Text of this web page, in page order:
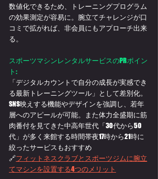
数値化できるため、トレーニングプログラム
の効果測定が容易に。腕立てチャレンジが口
コミで拡がれば、非会員にもアプローチ出来
る。
スポーツマシンレンタルサービスのPRポイン
ト:
「デジタルカウントで自分の成長が実感でき
る最新トレーニングツール」として差別化。
SNS映えする機能やデザインを強調し、若年
層へのアピールが可能。また体力全盛期に筋
肉番付を見てきた中高年世代「30代から50
代」が多く来館する時間帯夜17時から21時に
絞ったサービスもおすすめ
🔗フィットネスクラブとスポーツジムに腕立
てマシンを設置する4つのメリット